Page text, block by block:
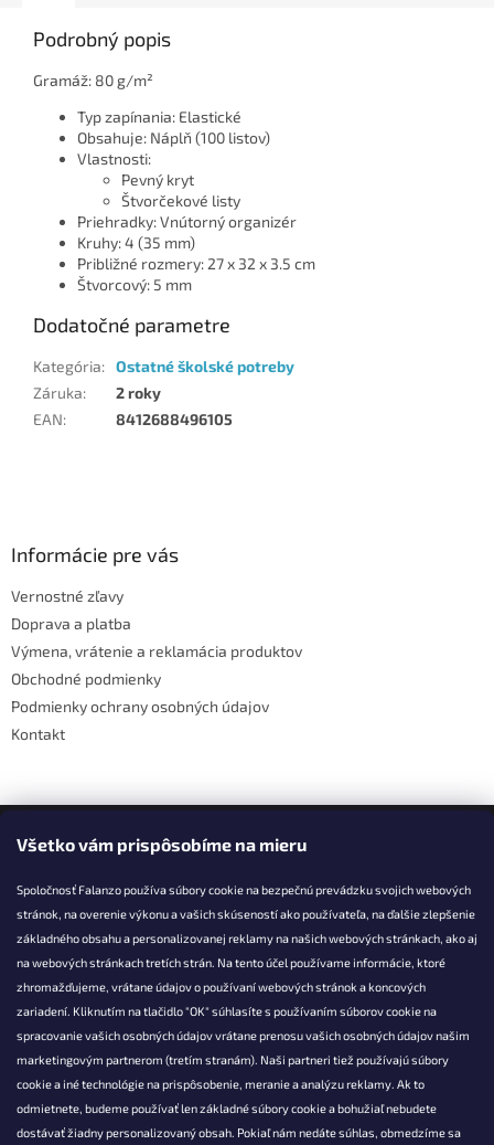
Všetko vám prispôsobíme na mieru
Spoločnosť Falanzo používa súbory cookie na bezpečnú prevádzku svojich webových
stránok, na overenie výkonu a vašich skúseností ako používateľa, na ďalšie zlepšenie
základného obsahu a personalizovanej reklamy na našich webových stránkach, ako aj
na webových stránkach tretích strán. Na tento účel používame informácie, ktoré
zhromažďujeme, vrátane údajov o používaní webových stránok a koncových
zariadení. Kliknutím na tlačidlo "OK" súhlasíte s používaním súborov cookie na
spracovanie vašich osobných údajov vrátane prenosu vašich osobných údajov našim
marketingovým partnerom (tretím stranám). Naši partneri tiež používajú súbory
cookie a iné technológie na prispôsobenie, meranie a analýzu reklamy. Ak to
odmietnete, budeme používať len základné súbory cookie a bohužiaľ nebudete
dostávať žiadny personalizovaný obsah. Pokiaľ nám nedáte súhlas, obmedzíme sa
Podrobný popis
Gramáž: 80 g/m²
Typ zapínania: Elastické
Obsahuje: Náplň (100 listov)
Vlastnosti:
Pevný kryt
Štvorčekové listy
Priehradky: Vnútorný organizér
Kruhy: 4 (35 mm)
Približné rozmery: 27 x 32 x 3.5 cm
Štvorcový: 5 mm
Dodatočné parametre
Kategória: Ostatné školské potreby
Záruka:
2 roky
EAN: 8412688496105
Informácie pre vás
Vernostné zľavy
Doprava a platba
Výmena, vrátenie a reklamácia produktov
Obchodné podmienky
Podmienky ochrany osobných údajov
Kontakt
Facebook
KONTAKT
info@falanzo.sk
Falanzo.sk
FalanzoSK